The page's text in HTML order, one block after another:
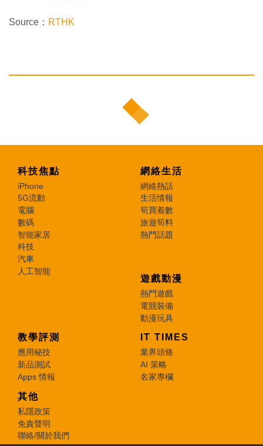
Source： RTHK
科技焦點
iPhone
5G流動
電腦
數碼
智能家居
科技
汽車
人工智能
網絡生活
網絡熱話
生活情報
筍買着數
旅遊筍料
熱門話題
遊戲動漫
熱門遊戲
電競裝備
動漫玩具
教學評測
應用秘技
新品測試
Apps 情報
IT TIMES
業界頭條
AI 策略
名家專欄
其他
私隱政策
免責聲明
聯絡/關於我們